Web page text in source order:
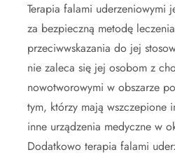
Terapia falami uderzeniowymi
za bezpieczną metodę
przeciwwskazania do jej
nie zaleca się jej osobom z
nowotworowymi w obszarze
tym, którzy mają wszczepione
inne urządzenia medyczne w
Dodatkowo terapia falami